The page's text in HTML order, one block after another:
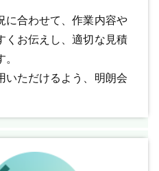
に合わせて、作業内容や
くお伝えし、適切な見積
いただけるよう、明朗会